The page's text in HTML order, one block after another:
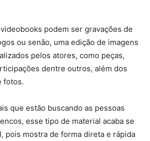
podem ser gravações de
ou senão, uma edição de imagens
pelos atores, como peças,
dentre outros, além dos
fotos.
que estão buscando as pessoas
esse tipo de material acaba se
pois mostra de forma direta e rápida